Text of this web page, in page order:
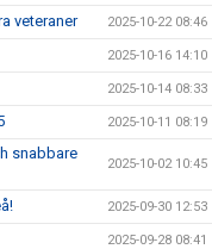
veteraner 2025-10-22 08:46
2025-10-16 14:10
2025-10-14 08:33
2025-10-11 08:19
snabbare
2025-10-02 10:45
2025-09-30 12:53
2025-09-28 08:41